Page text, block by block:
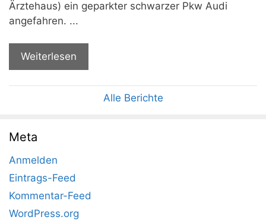
Ärztehaus) ein geparkter schwarzer Pkw Audi
angefahren. ...
Weiterlesen
Alle Berichte
Meta
Anmelden
Eintrags-Feed
Kommentar-Feed
WordPress.org